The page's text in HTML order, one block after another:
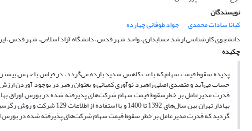
نویسندگان
کیانا سادات محمدی
جواد طوفانی چهارده
دانشجوی کارشناسی ارشد حسابداری، واحد شهر قدس، دانشگاه آزاد اسلامی، شهر قدس،
چکیده
پدیده سقوط قیمت سهام که باعث کاهش شدید بازده می‌گردد، در قیاس با جهش
حساب می‌آید و متصدی اصلی راهبرد نوآوری کمپانی و بعنوان رهبر در بوجود آوردن
قدرت مدیرعامل بر خطرسقوط قیمت سهام شرکت‌های پذیرفته شده در بورس اوراق
بهادار تهران بین سال‌های
گردید که قدرت مدیرعامل بر خطر سقوط قیمت سهام شرکت‌های پذیرفته شده در بورس